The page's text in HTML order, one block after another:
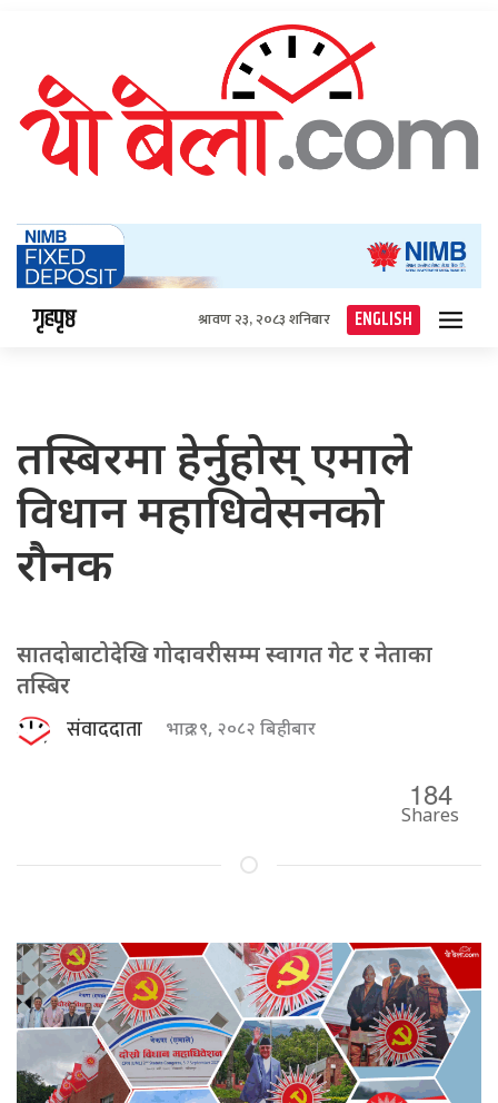
गृहपृष्ठ श्रावण २३, २०८३ शनिबार ENGLISH
तस्बिरमा हेर्नुहोस् एमाले
विधान महाधिवेसनको
रौनक
सातदोबाटोदेखि गोदावरीसम्म स्वागत गेट र नेताका
तस्बिर
संवाददाता भाद्र १९, २०८२ बिहीबार
184
Shares